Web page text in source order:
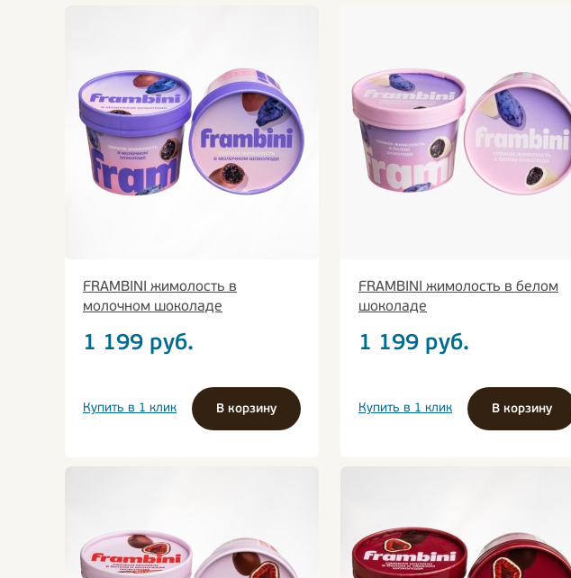
FRAMBINI жимолость в
молочном шоколаде
1 199 руб.
Купить в 1 клик В корзину
FRAMBINI жимолость в белом
шоколаде
1 199 руб.
Купить в 1 клик В корзину